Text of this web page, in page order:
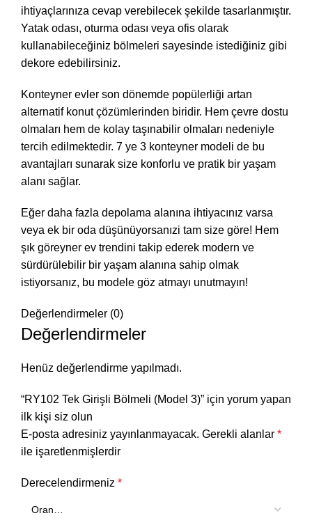
ihtiyaçlarınıza cevap verebilecek şekilde tasarlanmıştır.
Yatak odası, oturma odası veya ofis olarak
kullanabileceğiniz bölmeleri sayesinde istediğiniz gibi
dekore edebilirsiniz.
Konteyner evler son dönemde popülerliği artan
alternatif konut çözümlerinden biridir. Hem çevre dostu
olmaları hem de kolay taşınabilir olmaları nedeniyle
tercih edilmektedir. 7 ye 3 konteyner modeli de bu
avantajları sunarak size konforlu ve pratik bir yaşam
alanı sağlar.
Eğer daha fazla depolama alanına ihtiyacınız varsa
veya ek bir oda düşünüyorsanızi tam size göre! Hem
şık göreyner ev trendini takip ederek modern ve
sürdürülebilir bir yaşam alanına sahip olmak
istiyorsanız, bu modele göz atmayı unutmayın!
Değerlendirmeler (0)
Değerlendirmeler
Henüz değerlendirme yapılmadı.
“RY102 Tek Girişli Bölmeli (Model 3)” için yorum yapan
ilk kişi siz olun
E-posta adresiniz yayınlanmayacak. Gerekli alanlar *
ile işaretlenmişlerdir
Derecelendirmeniz *